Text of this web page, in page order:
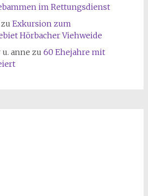
im Rettungsdienst
Exkursion zum
Hörbacher Viehweide
anne zu 60 Ehejahre mit